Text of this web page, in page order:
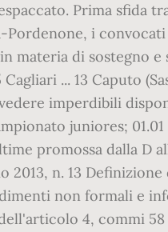
Prima sfida
Pordenone, i
materia di sostegno
Cagliari ... 13 Caputo
imperdibili
juniores;
promossa dalla D
2013, n. 13
non formali e
4, commi